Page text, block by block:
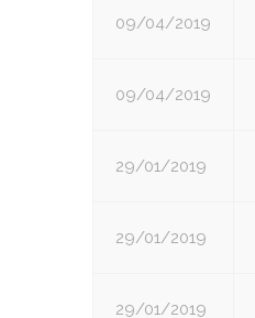
09/04/2019
09/04/2019
29/01/2019
29/01/2019
29/01/2019